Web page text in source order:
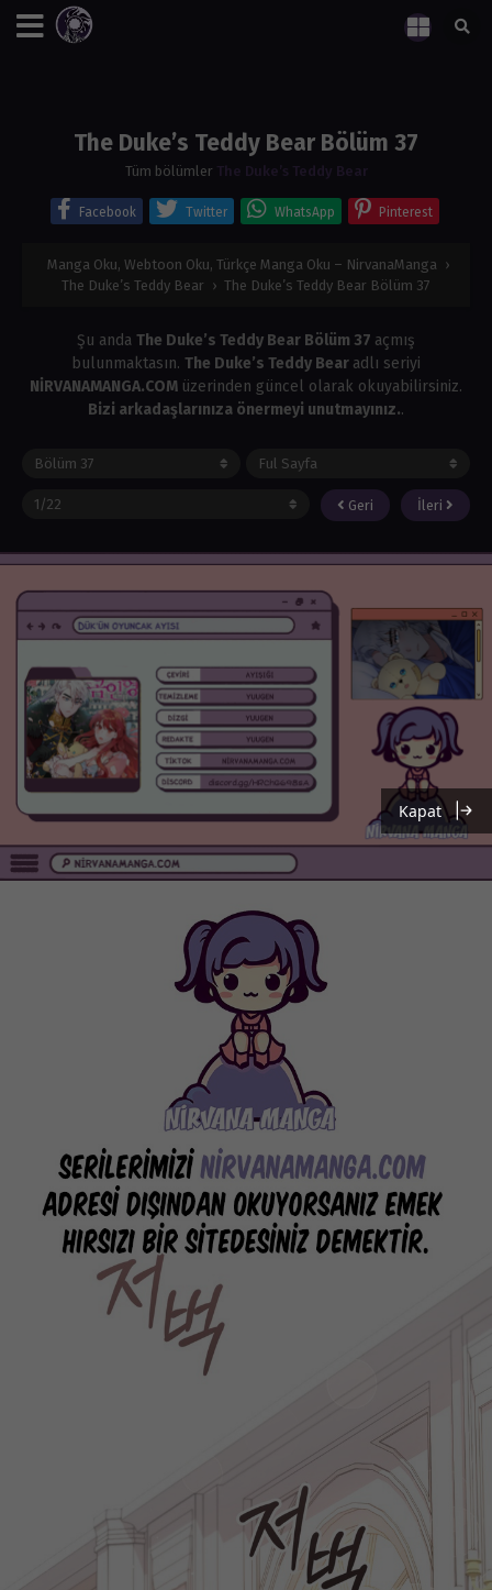
The Duke’s Teddy Bear Bölüm 37
Tüm bölümler The Duke’s Teddy Bear
Facebook Twitter WhatsApp Pinterest
Manga Oku, Webtoon Oku, Türkçe Manga Oku – NirvanaManga ›
The Duke’s Teddy Bear › The Duke’s Teddy Bear Bölüm 37
Şu anda The Duke’s Teddy Bear Bölüm 37 açmış
bulunmaktasın. The Duke’s Teddy Bear adlı seriyi
NİRVANAMANGA.COM üzerinden güncel olarak okuyabilirsiniz.
Bizi arkadaşlarınıza önermeyi unutmayınız..
Geri İleri
Kapat